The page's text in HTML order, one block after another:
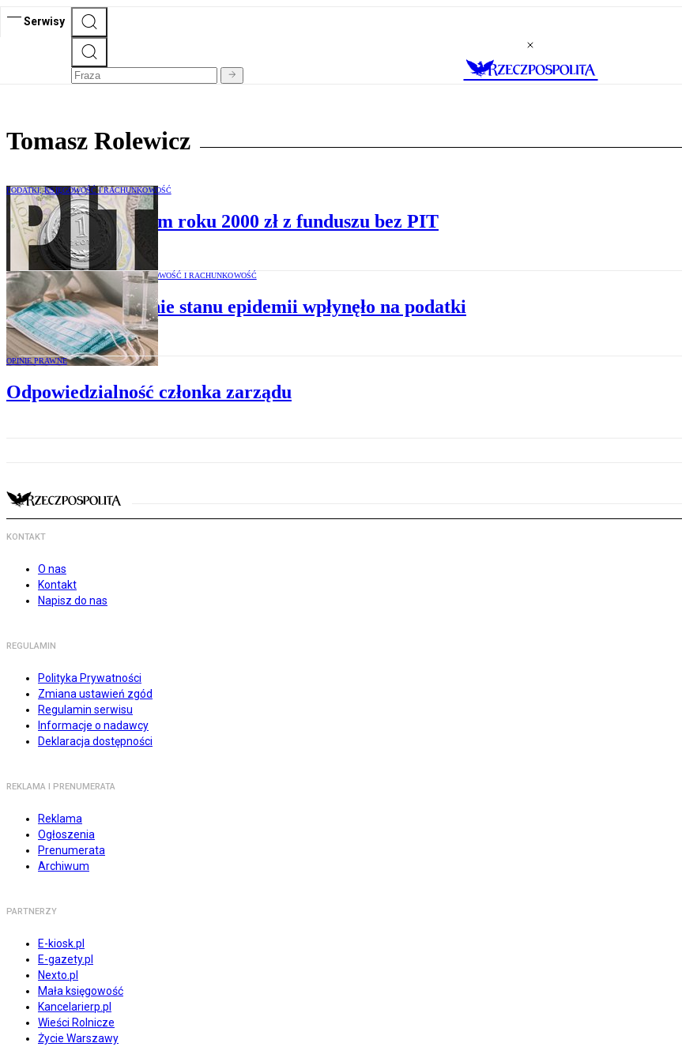
Serwisy
Tomasz Rolewicz
PODATKI, KSIĘGOWOŚĆ I RACHUNKOWOŚĆ
Jeszcze w przyszłym roku 2000 zł z funduszu bez PIT
PODATKI, KSIĘGOWOŚĆ I RACHUNKOWOŚĆ
Zniesienie stanu epidemii wpłynęło na podatki
OPINIE PRAWNE
Odpowiedzialność członka zarządu
KONTAKT
O nas
Kontakt
Napisz do nas
REGULAMIN
Polityka Prywatności
Zmiana ustawień zgód
Regulamin serwisu
Informacje o nadawcy
Deklaracja dostępności
REKLAMA I PRENUMERATA
Reklama
Ogłoszenia
Prenumerata
Archiwum
PARTNERZY
E-kiosk.pl
E-gazety.pl
Nexto.pl
Mała księgowość
Kancelarierp.pl
Wieści Rolnicze
Życie Warszawy